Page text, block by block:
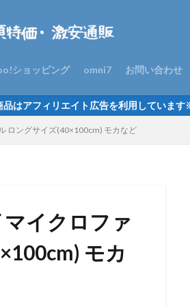
ショッピング omni7 お問い合わせ
はアフィリエイト広告を利用していま
ロングサイズ(40×100cm) モカなど
マイクロファ
モカ